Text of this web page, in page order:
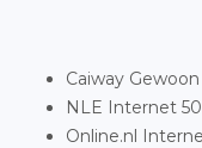
Caiway
NLE Internet
Online.nl